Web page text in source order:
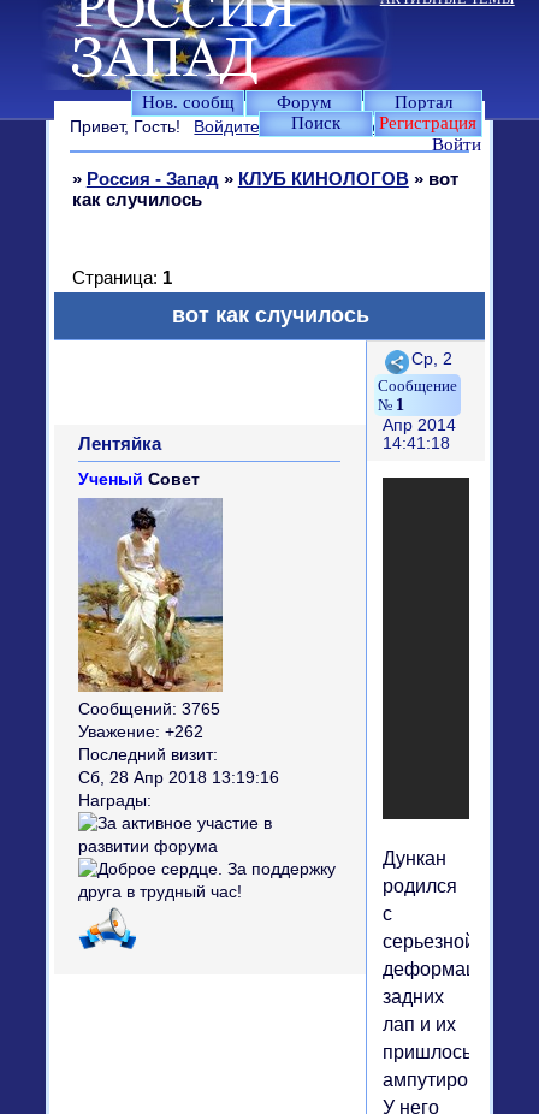
Нов. сообщ Форум
Портал
Поиск
Регистрация
Войти
Привет, Гость! Войдите илизарегистрируйтесь.
» Россия - Запад » КЛУБ КИНОЛОГОВ » вот
как случилось
вот как случилось
Страница: 1
Поделиться
1
Ср, 2
Апр 2014
14:41:18
Лентяйка
Ученый Совет
Сообщений: 3765
Уважение: +262
Последний визит:
Сб, 28 Апр 2018 13:19:16
Награды:
Дункан
родился
с
серьезной
деформацией
задних
лап и их
пришлось
ампутировать.
У него